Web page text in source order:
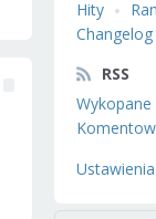
Hity
Changelog
RSS
Wykopane